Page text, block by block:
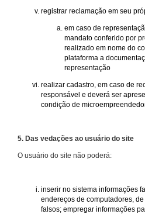
registrar reclamação em seu
em caso de
mandato conferido por
realizado em nome do
plataforma a
representação
realizar cadastro, em caso de
responsável e deverá ser
condição de
5. Das vedações ao usuário do site
O usuário do site não poderá:
inserir no sistema informações
endereços de computadores,
falsos; empregar informações